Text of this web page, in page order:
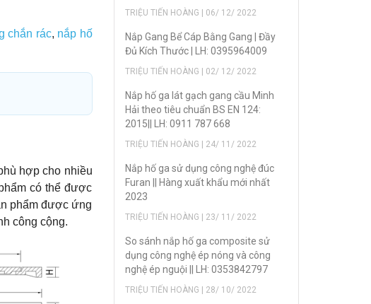
chắn rác, nắp hố
hợp cho nhiều
có thể được
phẩm được ứng
công cộng.
TRIỆU TIẾN HOÀNG | 06/ 12/ 2022
Nắp Gang Bể Cáp Bằng Gang | Đầy
Đủ Kích Thước | LH: 0395964009
TRIỆU TIẾN HOÀNG | 02/ 12/ 2022
Nắp hố ga lát gạch gang cầu Minh
Hải theo tiêu chuẩn BS EN 124:
2015|| LH: 0911 787 668
TRIỆU TIẾN HOÀNG | 24/ 11/ 2022
Nắp hố ga sử dụng công nghệ đúc
Furan || Hàng xuất khẩu mới nhất
2023
TRIỆU TIẾN HOÀNG | 23/ 11/ 2022
So sánh nắp hố ga composite sử
dụng công nghệ ép nóng và công
nghệ ép nguội || LH: 0353842797
TRIỆU TIẾN HOÀNG | 28/ 10/ 2022